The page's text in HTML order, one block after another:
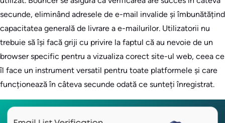
secunde, eliminând adresele de e-mail invalide și îmbunătățind
capacitatea generală de livrare a e-mailurilor. Utilizatorii nu
trebuie să își facă griji cu privire la faptul că au nevoie de un
browser specific pentru a vizualiza corect site-ul web, ceea ce
îl face un instrument versatil pentru toate platformele și care
funcționează în câteva secunde odată ce sunteți înregistrat.